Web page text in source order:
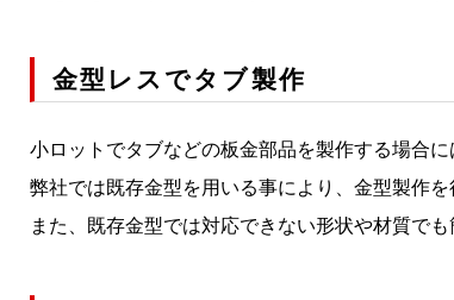
金型レスでタブ製作
小ロットでタブなどの板金部品を製作する場合に
弊社では既存金型を用いる事により、金型製作を
また、既存金型では対応できない形状や材質で